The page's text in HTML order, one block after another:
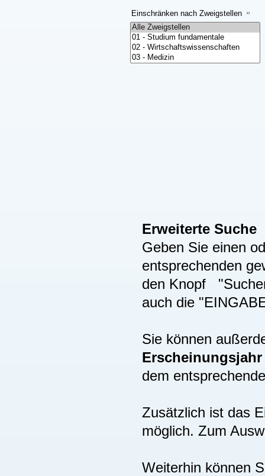
Einschränken nach Zweigstellen
Erweiterte Suche
Geben Sie einen
entsprechenden
den Knopf
auch die
Sie können
dem
Zusätzlich ist das
möglich. Zum
Weiterhin können